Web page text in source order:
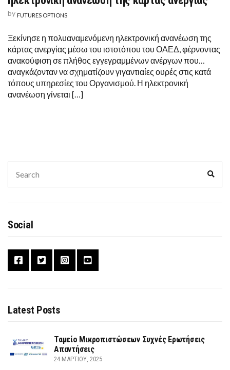
by FUTURES OPTIONS
Ξεκίνησε η πολυαναμενόμενη ηλεκτρονική ανανέωση της
κάρτας ανεργίας μέσω του ιστοτόπου του ΟΑΕΔ, φέρνοντας
ανακούφιση σε πλήθος εγγεγραμμένων ανέργων που…
αναγκάζονταν να σχηματίζουν γιγαντιαίες ουρές στις κατά
τόπους υπηρεσίες του Οργανισμού. Η ηλεκτρονική
ανανέωση γίνεται […]
for:
Social
Latest Posts
Ταμείο Μικροπιστώσεων Συχνές Ερωτήσεις
Απαντήσεις
24 ΜΑΡΤΊΟΥ, 2025